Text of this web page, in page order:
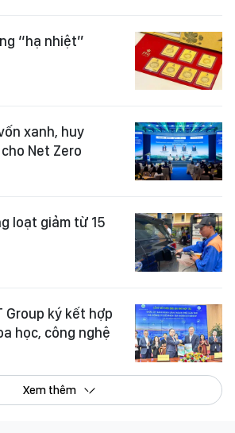
“hạ nhiệt”
xanh, huy
Net Zero
loạt giảm từ 15
Group ký kết hợp
học, công nghệ
Xem thêm